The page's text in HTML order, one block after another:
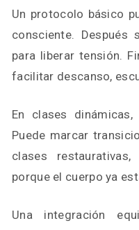
Un protocolo básico
consciente. Después
para liberar tensión.
facilitar descanso,
En clases
Puede marcar
clases
porque el cuerpo ya
Una integración